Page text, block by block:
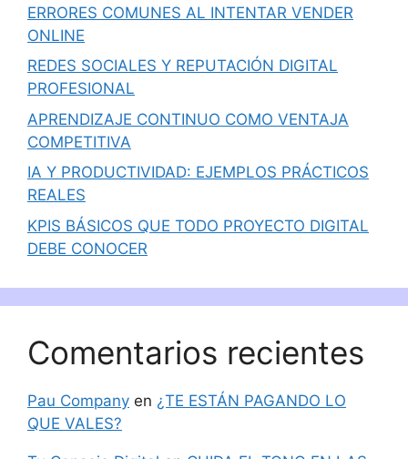
ERRORES COMUNES AL INTENTAR VENDER
ONLINE
REDES SOCIALES Y REPUTACIÓN DIGITAL
PROFESIONAL
APRENDIZAJE CONTINUO COMO VENTAJA
COMPETITIVA
IA Y PRODUCTIVIDAD: EJEMPLOS PRÁCTICOS
REALES
KPIS BÁSICOS QUE TODO PROYECTO DIGITAL
DEBE CONOCER
Comentarios recientes
Pau Company en ¿TE ESTÁN PAGANDO LO
QUE VALES?